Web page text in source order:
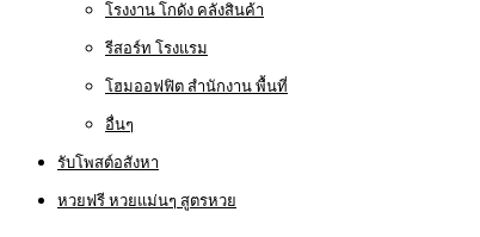
โรงงาน โกดัง คลังสินค้า
รีสอร์ท โรงแรม
โฮมออฟฟิต สำนักงาน พื้นที่
อื่นๆ
รับโพสต์อสังหา
หวยฟรี หวยแม่นๆ สูตรหวย